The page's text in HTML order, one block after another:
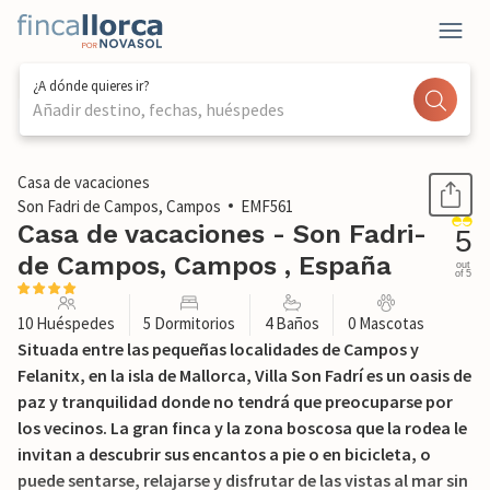
¿A dónde quieres ir?
Añadir destino, fechas, huéspedes
1 / 62
Casa de vacaciones
Son Fadri­ de Campos, Campos
EMF561
Casa de vacaciones - Son Fadri­
de Campos, Campos , España
5
out
of 5
10 Huéspedes 5 Dormitorios 4 Baños 0 Mascotas
Situada entre las pequeñas localidades de Campos y
Felanitx, en la isla de Mallorca, Villa Son Fadrí es un oasis de
paz y tranquilidad donde no tendrá que preocuparse por
los vecinos. La gran finca y la zona boscosa que la rodea le
invitan a descubrir sus encantos a pie o en bicicleta, o
puede sentarse, relajarse y disfrutar de las vistas al mar sin